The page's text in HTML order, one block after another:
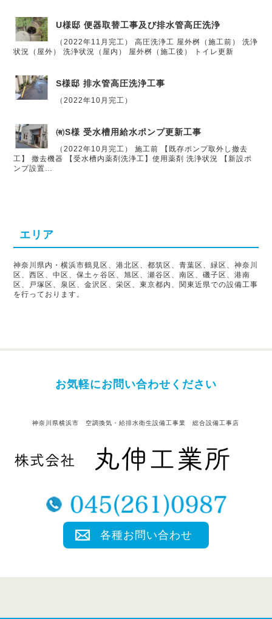
U様邸 便器取替工事及び排水管高圧洗浄
（2022年11月完工） 高圧洗浄工 屋外桝（施工前） 洗浄
状況（屋外） 洗浄状況（屋内） 屋外桝（施工後） トイレ更新
S様邸 排水管高圧洗浄工事
（2022年10月完工）
㈲S様 受水槽用給水ポンプ更新工事
（2022年10月完工） 施工前 【既存ポンプ取外し撤去
工】 撤去機器 【受水槽内薬剤洗浄工】使用薬剤 洗浄状況 【新設ポ
ンプ設置…
エリア
神奈川県内・横浜市鶴見区、港北区、都筑区、青葉区、緑区、神奈川
区、西区、中区、保土ヶ谷区、旭区、瀬谷区、南区、磯子区、港南
区、戸塚区、泉区、金沢区、栄区、東京都内、関東近県での設備工事
を行っております。
お気軽にお問い合わせください
神奈川県横浜市 空調換気・給排水衛生設備工事業 総合設備工事店
各種お問い合わせ